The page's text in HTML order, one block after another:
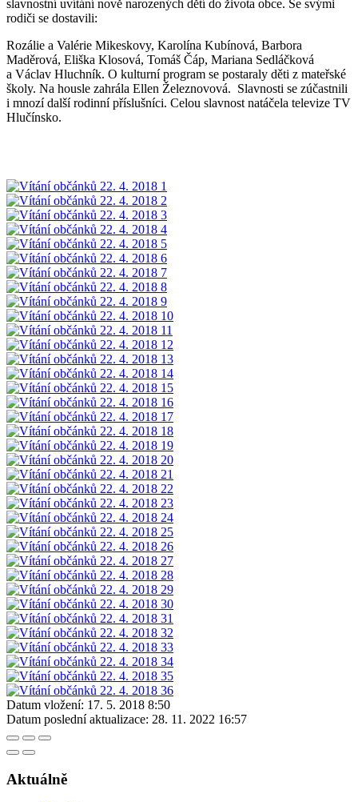
slavnostní uvítání nově narozených dětí do života obce. Se svými
rodiči se dostavili:
Rozálie a Valérie Mikeskovy, Karolína Kubínová, Barbora
Maděrová, Eliška Klosová, Tomáš Čáp, Mariana Sedláčková
a Václav Hluchník. O kulturní program se postaraly děti z mateřské
školy. Na housle zahrála Ellen Železnovová. Slavnosti se zúčastnili
i mnozí další rodinní příslušníci. Celou slavnost natáčela televize TV
Hlučínsko.
Datum vložení: 17. 5. 2018 8:50
Datum poslední aktualizace: 28. 11. 2022 16:57
Aktuálně